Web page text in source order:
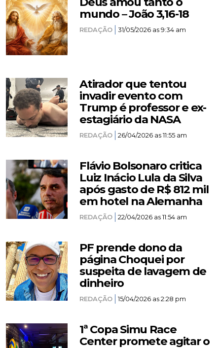
mundo – João 3,16-18
REDAÇÃO 31/05/2026 as 9:34 am
Atirador que tentou
invadir evento com
Trump é professor e ex-
estagiário da NASA
REDAÇÃO 26/04/2026 as 11:55 am
Flávio Bolsonaro critica
Luiz Inácio Lula da Silva
após gasto de R$ 812 mil
em hotel na Alemanha
REDAÇÃO 22/04/2026 as 11:54 am
PF prende dono da
página Choquei por
suspeita de lavagem de
dinheiro
REDAÇÃO 15/04/2026 as 2:28 pm
1ª Copa Simu Race
Center promete agitar o